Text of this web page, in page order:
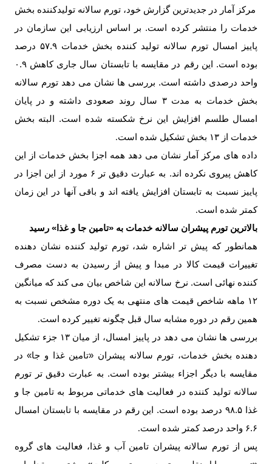
مرکز آمار در جدیدترین گزارش خود، تورم سالانه تولیدکننده بخش
خدمات را منتشر کرده است. بر اساس ارزیابی این سازمان در
پاییز امسال تورم سالانه تولید کننده بخش خدمات ۵۷.۹ درصد
بوده است. این رقم در مقایسه با تابستان سال جاری کاهش ۰.۹
واحد درصدی داشته است. بررسی ها نشان می دهد تورم سالانه
بخش خدمات به مدت ۳ سال روند صعودی داشته و در پایان
امسال طلسم افزایش این نرخ شکسته شده است. البته بخش
خدمات از ۱۳ بخش تشکیل شده است
.
داده های مرکز آمار نشان می دهد همه اجزا بخش خدمات از این
کاهش پیروی نکرده اند. به عبارت دقیق تر ۶ مورد از این اجزا در
پاییز نسبت به تابستان افزایش یافته اند و باقی آن­ها در این زمان
کمتر شده است.
بالاترین تورم پیشران سالانه خدمات به «تامین جا و غذا» رسید
همانطور که پیش تر اشاره شد، تورم تولید کننده نشان دهنده
تغییرات قیمت کالا در مبدا و پیش از رسیدن به دست مصرف
کننده نهائی است. نرخ سالانه این شاخص بیان می کند که میانگین
۱۲ ماهه شاخص قیمت های منتهی به یک دوره مشخص نسبت به
همین رقم در دوره مشابه سال قبل چگونه تغییر کرده است.
بررسی ها نشان می دهد در پاییز امسال، از میان ۱۳ جزء تشکیل
دهنده بخش خدمات، تورم سالانه پیشران «تامین غذا و جا» در
مقایسه با دیگر اجزاء بیشتر بوده است. به عبارت دقیق تر تورم
سالانه تولید کننده در فعالیت های خدماتی مربوط به تامین جا و
غذا ۹۸.۵ درصد بوده است. این رقم در مقایسه با تابستان امسال
۶.۶ واحد درصد کمتر شده است
.
پس از تورم سالانه پیشران تامین آب و غذا، فعالیت های گروه